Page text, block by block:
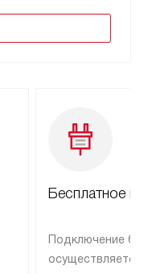
Бесплатное
Подключение